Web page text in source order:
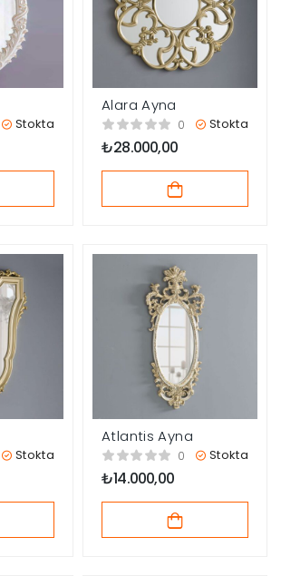
Stokta
Alara Ayna
0 Stokta
₺28.000,00
Stokta
Atlantis Ayna
0 Stokta
₺14.000,00